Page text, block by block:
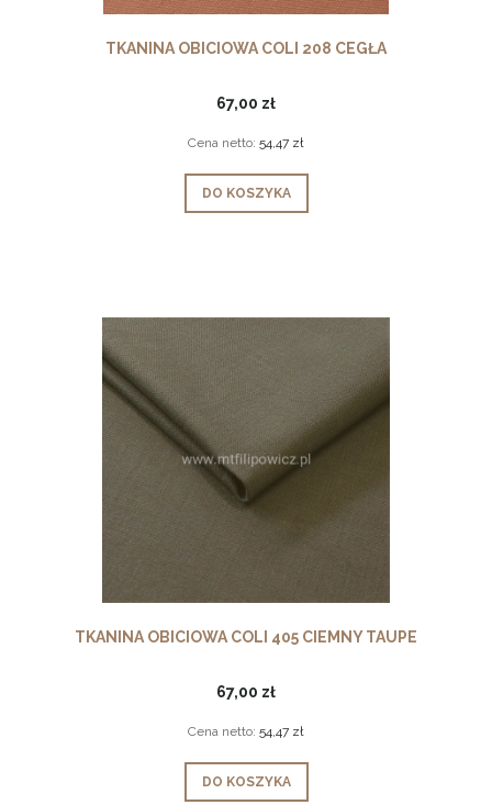
TKANINA OBICIOWA COLI 208 CEGŁA
67,00 zł
Cena netto: 54,47 zł
DO KOSZYKA
TKANINA OBICIOWA COLI 405 CIEMNY TAUPE
67,00 zł
Cena netto: 54,47 zł
DO KOSZYKA